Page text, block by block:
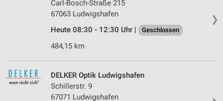
❯
Carl-Bosch-Straße 215
67063 Ludwigshafen
Heute 08:30 - 12:30 Uhr |
Geschlossen
484,15 km
DELKER Optik Ludwigshafen
Schillerstr. 9
67071 Ludwigshafen